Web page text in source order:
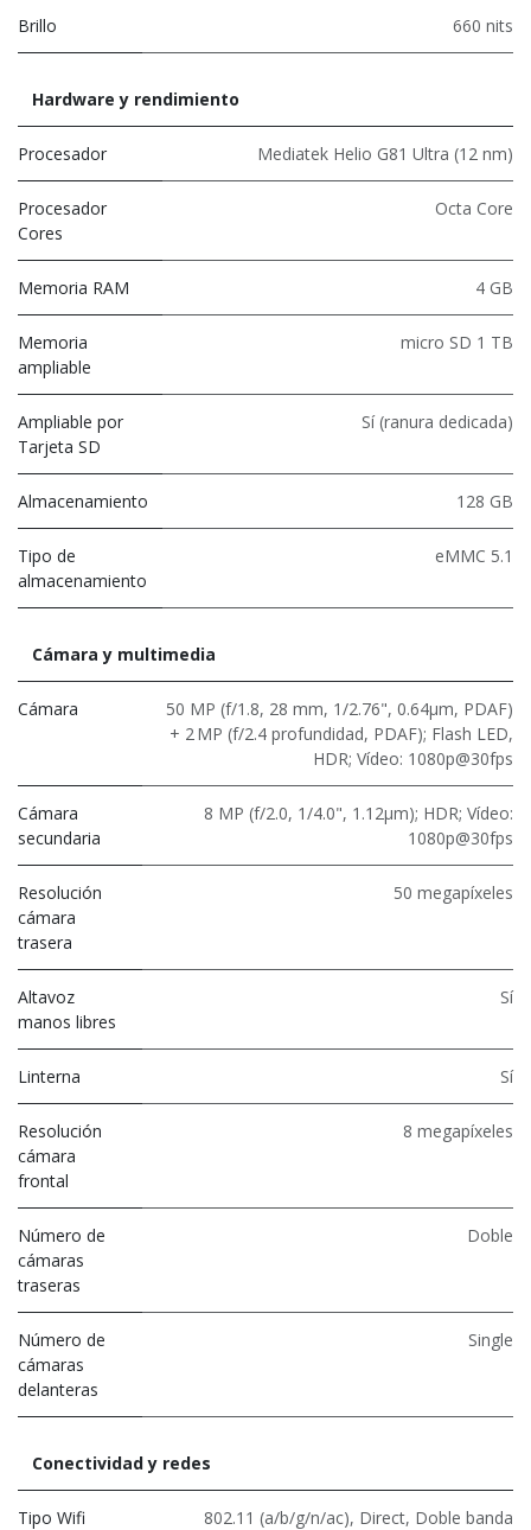
Brillo 660 nits
Hardware y rendimiento
Procesador Mediatek Helio G81 Ultra (12 nm)
Procesador
Cores
Octa Core
Memoria RAM 4 GB
Memoria
ampliable
micro SD 1 TB
Ampliable por
Tarjeta SD
Sí (ranura dedicada)
Almacenamiento 128 GB
Tipo de
almacenamiento
eMMC 5.1
Cámara y multimedia
Cámara
50 MP (f/1.8, 28 mm, 1/2.76", 0.64μm, PDAF)
+ 2 MP (f/2.4 profundidad, PDAF); Flash LED,
HDR; Vídeo: 1080p@30fps
Cámara
secundaria
8 MP (f/2.0, 1/4.0", 1.12μm); HDR; Vídeo:
1080p@30fps
Resolución
cámara
trasera
50 megapíxeles
Altavoz
manos libres
Sí
Linterna Sí
Resolución
cámara
frontal
8 megapíxeles
Número de
cámaras
traseras
Doble
Número de
cámaras
delanteras
Single
Conectividad y redes
Tipo Wifi 802.11 (a/b/g/n/ac), Direct, Doble banda